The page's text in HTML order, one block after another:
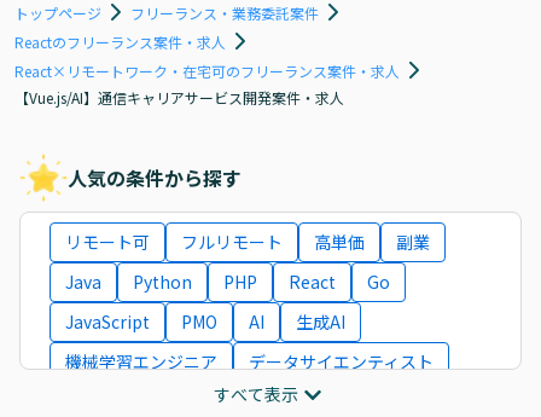
トップページ
フリーランス・業務委託案件
Reactのフリーランス案件・求人
React×リモートワーク・在宅可のフリーランス案件・求人
【Vue.js/AI】通信キャリアサービス開発案件・求人
人気の条件から探す
リモート可 フルリモート 高単価
副業
Java
Python PHP React
Go
JavaScript
PMO AI
生成AI
機械学習エンジニア
データサイエンティスト
ITコンサルタント
すべて表示